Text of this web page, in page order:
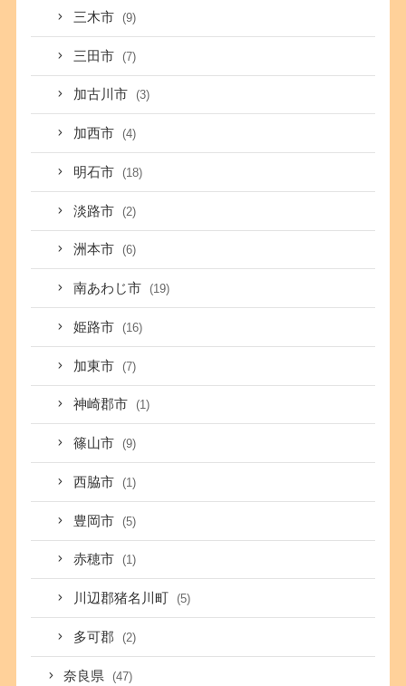
三木市 (9)
三田市 (7)
加古川市 (3)
加西市 (4)
明石市 (18)
淡路市 (2)
洲本市 (6)
南あわじ市 (19)
姫路市 (16)
加東市 (7)
神崎郡市 (1)
篠山市 (9)
西脇市 (1)
豊岡市 (5)
赤穂市 (1)
川辺郡猪名川町 (5)
多可郡 (2)
奈良県 (47)